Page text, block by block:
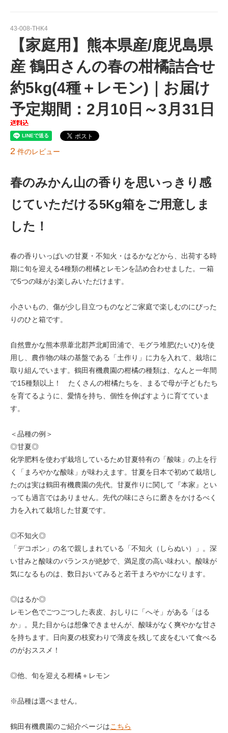
43-008-THK4
【家庭用】熊本県産/鹿児島県
産 鶴田さんの春の柑橘詰合せ
約5kg(4種＋レモン)｜お届け
予定期間：2月10日～3月31日
2 件のレビュー
春のみかん山の香りを思いっきり感
じていただける5Kg箱をご用意しま
した！
春の香りいっぱいの甘夏・不知火・はるかなどから、出荷する時
期に旬を迎える4種類の柑橘とレモンを詰め合わせました。一箱
で5つの味がお楽しみいただけます。
小さいもの、傷が少し目立つものなどご家庭で楽しむのにぴった
りのひと箱です。
自然豊かな熊本県葦北郡芦北町田浦で、モグラ堆肥(たいひ)を使
用し、農作物の味の基盤である「土作り」に力を入れて、栽培に
取り組んでいます。鶴田有機農園の柑橘の種類は、なんと一年間
で15種類以上！ たくさんの柑橘たちを、まるで母が子どもたち
を育てるように、愛情を持ち、個性を伸ばすように育てていま
す。
＜品種の例＞
◎甘夏◎
化学肥料を使わず栽培しているため甘夏特有の「酸味」の上を行
く「まろやかな酸味」が味わえます。甘夏を日本で初めて栽培し
たのは実は鶴田有機農園の先代。甘夏作りに関して『本家』とい
っても過言ではありません。先代の味にさらに磨きをかけるべく
力を入れて栽培した甘夏です。
◎不知火◎
「デコポン」の名で親しまれている「不知火（しらぬい）」。深
い甘みと酸味のバランスが絶妙で、満足度の高い味わい。酸味が
気になるものは、数日おいてみると若干まろやかになります。
◎はるか◎
レモン色でごつごつした表皮、おしりに「へそ」がある「はる
か」。見た目からは想像できませんが、酸味がなく爽やかな甘さ
を持ちます。日向夏の枝変わりで薄皮を残して皮をむいて食べる
のがおススメ！
◎他、旬を迎える柑橘＋レモン
※品種は選べません。
鶴田有機農園のご紹介ページはこちら